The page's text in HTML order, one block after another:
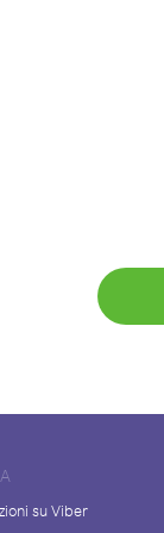
su Viber